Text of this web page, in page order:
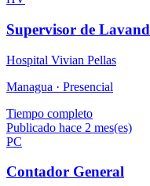
Supervisor de
Hospital Vivian Pellas
Managua · Presencial
Tiempo completo
Publicado hace 2 mes(es)
PC
Contador General